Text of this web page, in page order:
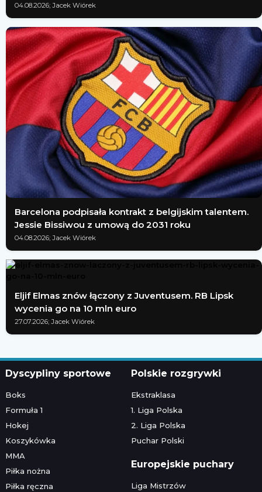
04.08.2026; Jacek Wiórek
Barcelona podpisała kontrakt z belgijskim talentem.
Jessie Bissiwou z umową do 2031 roku
04.08.2026; Jacek Wiórek
Eljif Elmas znów łączony z Juventusem. RB Lipsk
wycenia go na 10 mln euro
27.07.2026; Jacek Wiórek
Dyscypliny sportowe
Boks
Formuła 1
Hokej
Koszykówka
MMA
Piłka nożna
Piłka ręczna
Polskie rozgrywki
Ekstraklasa
1. Liga Polska
2. Liga Polska
Puchar Polski
Europejskie puchary
Liga Mistrzów